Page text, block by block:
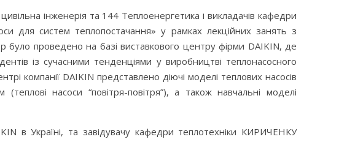
інженерія та 144 Теплоенергетика і викладачів кафедри
для систем теплопостачання» у рамках лекційних занять з
було проведено на базі виставкового центру фірми DAIKIN, де
із сучасними тенденціями у виробництві теплонасосного
компанії DAIKIN представлено діючі моделі теплових насосів
насоси “повітря-повітря”), а також навчальні моделі
в Україні, та завідувачу кафедри теплотехніки КИРИЧЕНКУ